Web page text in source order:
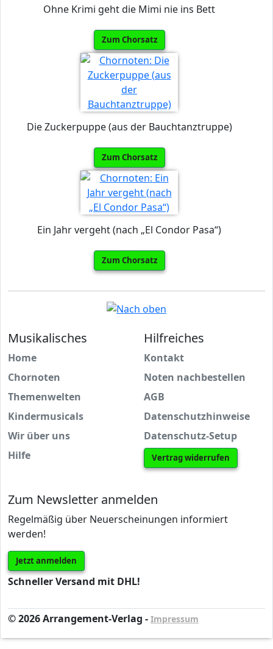
Ohne Krimi geht die Mimi nie ins Bett
Zum Chorsatz
Die Zuckerpuppe (aus der Bauchtanztruppe)
Zum Chorsatz
Ein Jahr vergeht (nach „El Condor Pasa“)
Zum Chorsatz
Musikalisches
Home
Chornoten
Themenwelten
Kindermusicals
Wir über uns
Hilfe
Hilfreiches
Kontakt
Noten nachbestellen
AGB
Datenschutzhinweise
Datenschutz-Setup
Vertrag widerrufen
Zum Newsletter anmelden
Regelmäßig über Neuerscheinungen informiert
werden!
Jetzt anmelden
Schneller Versand mit DHL!
© 2026 Arrangement-Verlag - Impressum